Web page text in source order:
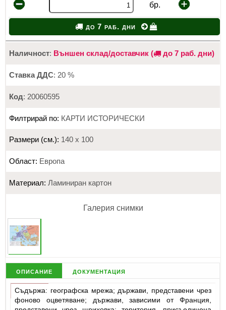
бр.
до 7 раб. дни
Наличност: Външен склад/доставчик ( до 7 раб. дни)
Ставка ДДС: 20 %
Код: 20060595
Филтрирай по: КАРТИ ИСТОРИЧЕСКИ
Размери (см.): 140 х 100
Област: Европа
Материал: Ламиниран картон
Галерия снимки
описание документация
Съдържа: географска мрежа; държави, представени чрез
фоново оцветяване; държави, зависими от Франция,